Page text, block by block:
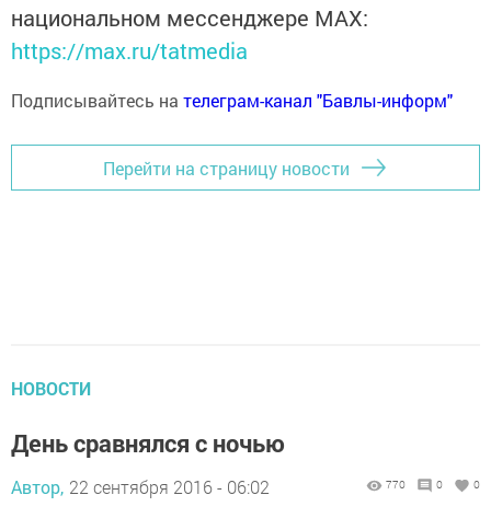
национальном мессенджере MАХ:
https://max.ru/tatmedia
Подписывайтесь на телеграм-канал "Бавлы-информ"
Перейти на страницу новости
НОВОСТИ
День сравнялся с ночью
Автор, 22 сентября 2016 - 06:02 770 0 0